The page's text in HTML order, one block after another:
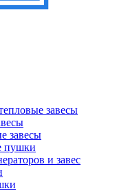
завесы
завесы
пушки
и завес